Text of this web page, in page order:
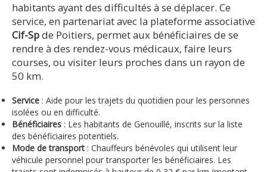
habitants ayant des difficultés à se déplacer. Ce
service, en partenariat avec la plateforme associative
Cif-Spde Poitiers, permet aux bénéficiaires de se
rendre à des rendez-vous médicaux, faire leurs
courses, ou visiter leurs proches dans un rayon de
50 km.
Service : Aide pour les trajets du quotidien pour les personnes
isolées ou en difficulté.
Bénéficiaires : Les habitants de Genouillé, inscrits sur la liste
des bénéficiaires potentiels.
Mode de transport : Chauffeurs bénévoles qui utilisent leur
véhicule personnel pour transporter les bénéficiaires. Les